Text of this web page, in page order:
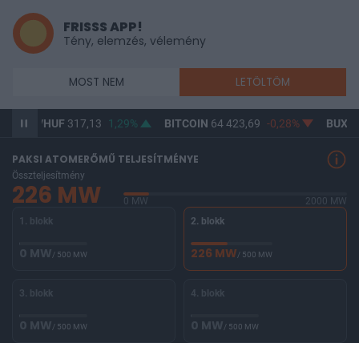
FRISSS APP!
Tény, elemzés, vélemény
MOST NEM LETÖLTÖM
317,13 1,29% BITCOIN64 423,69 -0,28% BUX146 563,2
PAKSI ATOMERŐMŰ TELJESÍTMÉNYE
Összteljesítmény
226 MW 0 MW
2000 MW
1. blokk
0 MW/ 500 MW
2. blokk
226 MW/ 500 MW
3. blokk
0 MW/ 500 MW
4. blokk
0 MW/ 500 MW